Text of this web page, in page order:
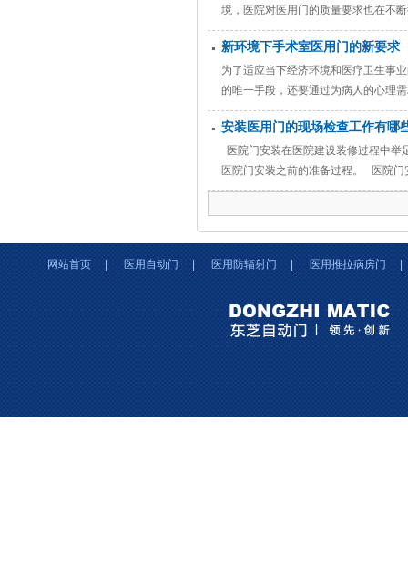
境，医院对医用门的质量要求也在不
定、方便以及性能高等特点。您了解
械、红外三种保护装置，确保使用可
新环境下手术室医用门的新要求
为了适应当下经济环境和医疗卫生事
的唯一手段，还要通过为病人的心理
手术室医用门因运而生。 新的建筑装
建筑设计上强调时间观念，流程简洁
安装医用门的现场检查工作有哪
医院门安装在医院建设装修过程中
医院门安装之前的准备过程。 医院
准规定，附件应齐全；并确保门洞口
网站首页 医用自动门 医用防辐射门 医用推拉病房门